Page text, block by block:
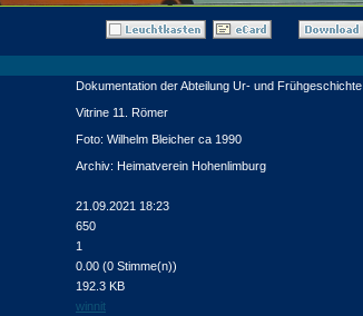
Dokumentation der Abteilung Ur- und Frühgeschichte
Vitrine 11. Römer
Foto: Wilhelm Bleicher ca 1990
Archiv: Heimatverein Hohenlimburg
21.09.2021 18:23
650
1
0.00 (0 Stimme(n))
192.3 KB
winnit